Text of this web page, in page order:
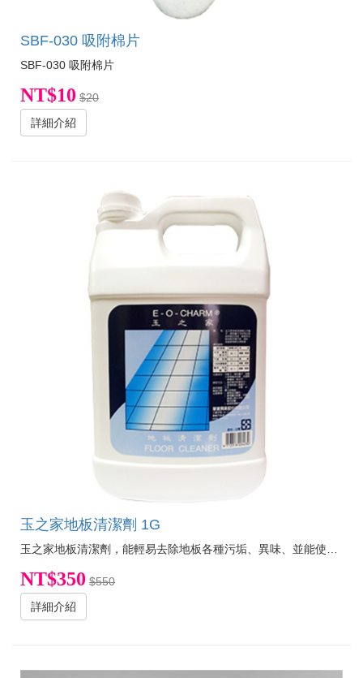
SBF-030 吸附棉片
SBF-030 吸附棉片
NT$10 $20
詳細介紹
玉之家地板清潔劑 1G
NT$350 $550
詳細介紹